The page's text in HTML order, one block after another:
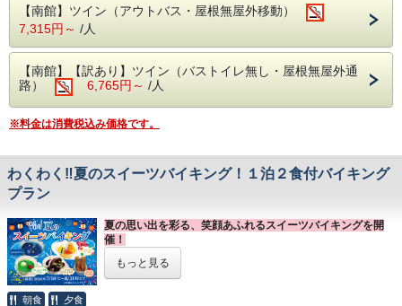
着をお持ちください！
おむつが取れていないお子様は、プール用おむつの着用をお
願いいたします。
バスタオルは1枚330円(税込)でレンタル可能です。
【お食事】みんな大好き！1泊2食付バイキング
お好きなものを好きなだけどうぞ！
【温泉】肌に優しい温泉でパパママもリフレッシュ
当館の温泉は、お肌に優しい「アルカリ性単純温泉」。
小さなお子様の温泉デビューにも安心です。
【南館】ツイン（アウトバス・屋根無屋外移動）
7,315円～ /人
【南館】【訳あり】ツイン（バストイレ無し・屋根無屋外通
路）
6,765円～ /人
※料金は消費税込み価格です。
わくわく‼夏のスイーツバイキング！１泊２食付バイキング
プラン
夏の思い出を彩る、笑顔あふれるスイーツバイキングを開
催！
夏の”楽しい！”を甘いスイーツに♪
もっと見る
朝食 夕食